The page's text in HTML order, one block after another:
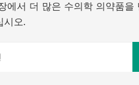
에서 더 많은 수의학 의약품을
시오.